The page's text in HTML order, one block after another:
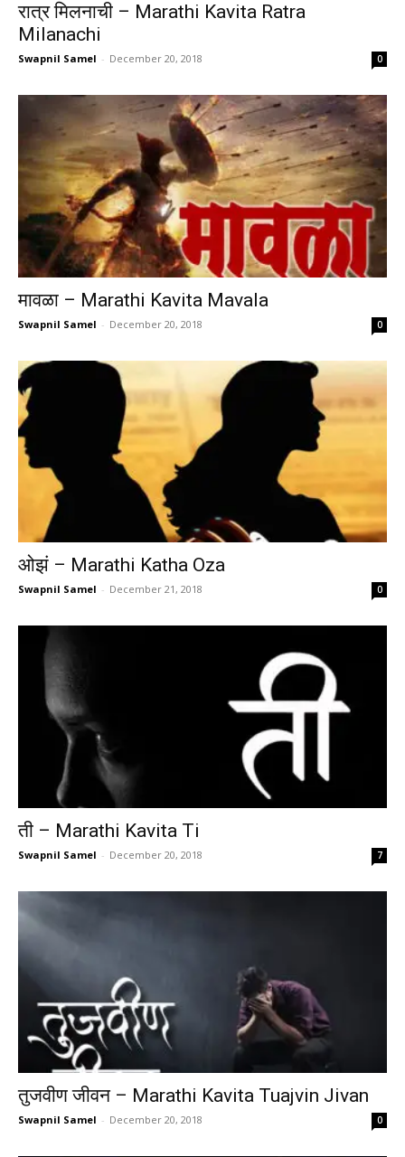
रात्र मिलनाची – Marathi Kavita Ratra
Milanachi
Swapnil Samel - December 20, 2018 0
मावळा – Marathi Kavita Mavala
Swapnil Samel - December 20, 2018 0
ओझं – Marathi Katha Oza
Swapnil Samel - December 21, 2018 0
ती – Marathi Kavita Ti
Swapnil Samel - December 20, 2018 7
तुजवीण जीवन – Marathi Kavita Tuajvin Jivan
Swapnil Samel - December 20, 2018 0